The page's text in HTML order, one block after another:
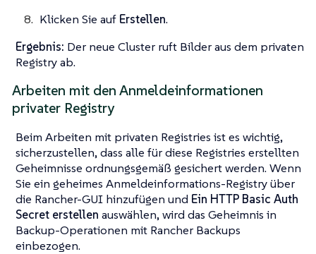
Klicken Sie auf Erstellen.
Ergebnis: Der neue Cluster ruft Bilder aus dem privaten
Registry ab.
Arbeiten mit den Anmeldeinformationen
privater Registry
Beim Arbeiten mit privaten Registries ist es wichtig,
sicherzustellen, dass alle für diese Registries erstellten
Geheimnisse ordnungsgemäß gesichert werden. Wenn
Sie ein geheimes Anmeldeinformations-Registry über
die Rancher-GUI hinzufügen und Ein HTTP Basic Auth
Secret erstellen auswählen, wird das Geheimnis in
Backup-Operationen mit Rancher Backups
einbezogen.